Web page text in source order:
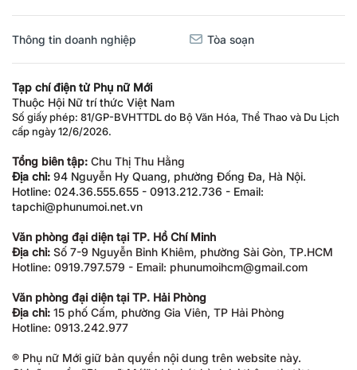
Thông tin doanh nghiệp Tòa soạn
Tạp chí điện tử Phụ nữ Mới
Thuộc Hội Nữ trí thức Việt Nam
Số giấy phép: 81/GP-BVHTTDL do Bộ Văn Hóa, Thể Thao và Du Lịch
cấp ngày 12/6/2026.
Tổng biên tập: Chu Thị Thu Hằng
Địa chỉ: 94 Nguyễn Hy Quang, phường Đống Đa, Hà Nội.
Hotline: 024.36.555.655 - 0913.212.736 - Email:
tapchi@phunumoi.net.vn
Văn phòng đại diện tại TP. Hồ Chí Minh
Địa chỉ: Số 7-9 Nguyễn Bỉnh Khiêm, phường Sài Gòn, TP.HCM
Hotline: 0919.797.579 - Email: phunumoihcm@gmail.com
Văn phòng đại diện tại TP. Hải Phòng
Địa chỉ: 15 phố Cấm, phường Gia Viên, TP Hải Phòng
Hotline: 0913.242.977
® Phụ nữ Mới giữ bản quyền nội dung trên website này.